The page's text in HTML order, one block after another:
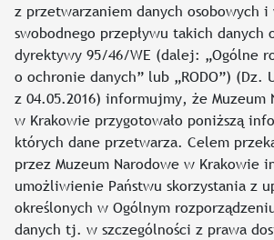
z przetwarzaniem danych osobowych i
swobodnego przepływu takich danych
dyrektywy 95/46/WE (dalej: „Ogólne
o ochronie danych” lub „RODO”) (Dz.
z 04.05.2016) informujmy, że Muzeum
w Krakowie przygotowało poniższą
których dane przetwarza. Celem
przez Muzeum Narodowe w Krakowie
umożliwienie Państwu skorzystania z
określonych w Ogólnym
danych tj. w szczególności z prawa